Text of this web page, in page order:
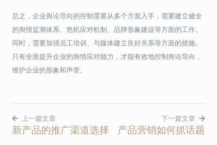
总之，企业舆论导向的控制需要从多个方面入手，需要建立健全
的舆情监测体系、危机应对机制、品牌形象建设等方面的工作。
同时，需要加强员工培训、与媒体建立良好关系等方面的措施。
只有全面提升企业的舆情应对能力，才能有效地控制舆论导向，
维护企业的形象和声誉。
文
上一篇文章
新产品的推广渠道选择
下一篇文章
产品营销如何抓话题